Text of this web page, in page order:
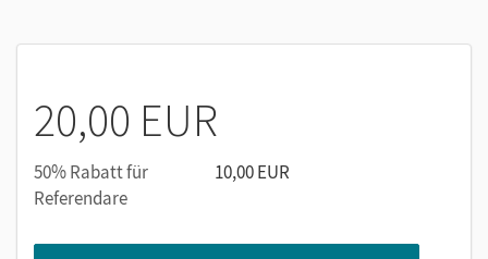
Kompetenzbereichen
Vorschläge zur Leistungsmessung
Musterlösungen zu Unterrichtsaufgaben und
20,00 EUR
50% Rabatt für
Referendare
10,00 EUR